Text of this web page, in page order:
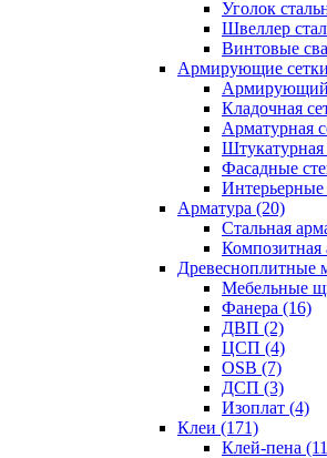
Уголок
Швеллер
Винтовые
Армирующие
Кладочная
Арматурная
Штукатурная
Фасадные
Интерьерные
Арматура (20)
Стальная
Композитная
Древесноплитные
Мебельные
Фанера (16)
ДВП (2)
ЦСП (4)
OSB (7)
ДСП (3)
Изоплат (4)
Клеи (171)
Клей-пена